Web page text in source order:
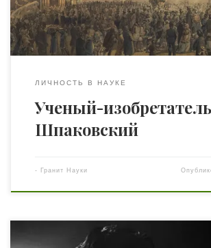
взрывчатых веществ и др. Родился он в
Смоленской губернии в 1823 г. В 1839-м,
ЛИЧНОСТЬ В НАУКЕ
Ученый-
Шпаковский
- Гранит Науки
В эссе «Человек одинок» Эрих Фромм